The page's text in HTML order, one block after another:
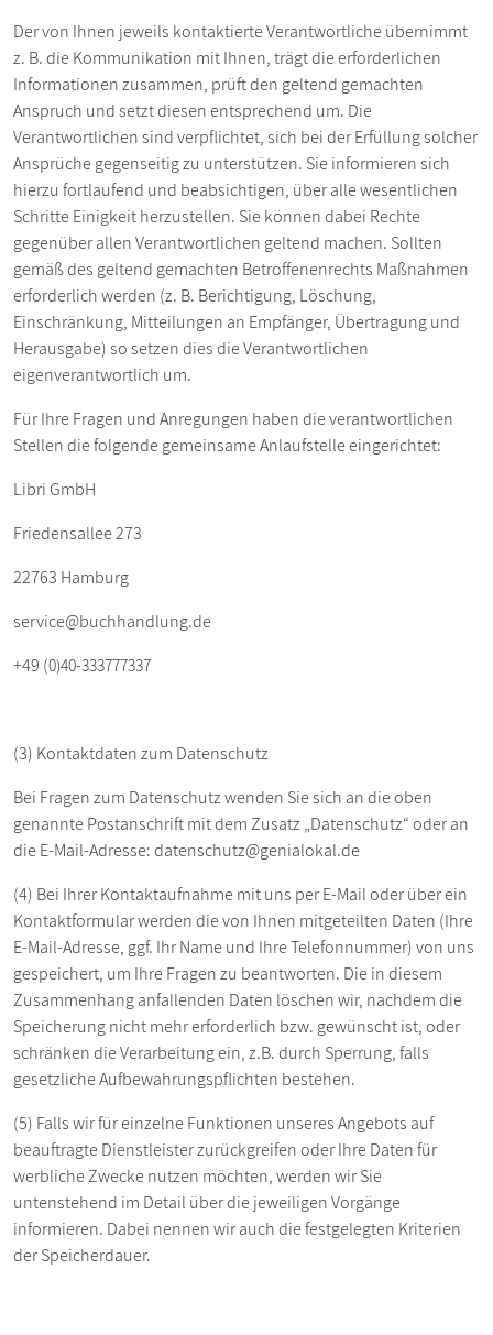
Der von Ihnen jeweils kontaktierte Verantwortliche übernimmt
z. B. die Kommunikation mit Ihnen, trägt die erforderlichen
Informationen zusammen, prüft den geltend gemachten
Anspruch und setzt diesen entsprechend um. Die
Verantwortlichen sind verpflichtet, sich bei der Erfüllung solcher
Ansprüche gegenseitig zu unterstützen. Sie informieren sich
hierzu fortlaufend und beabsichtigen, über alle wesentlichen
Schritte Einigkeit herzustellen. Sie können dabei Rechte
gegenüber allen Verantwortlichen geltend machen. Sollten
gemäß des geltend gemachten Betroffenenrechts Maßnahmen
erforderlich werden (z. B. Berichtigung, Löschung,
Einschränkung, Mitteilungen an Empfänger, Übertragung und
Herausgabe) so setzen dies die Verantwortlichen
eigenverantwortlich um.
Für Ihre Fragen und Anregungen haben die verantwortlichen
Stellen die folgende gemeinsame Anlaufstelle eingerichtet:
Libri GmbH
Friedensallee 273
22763 Hamburg
service@buchhandlung.de
+49 (0)40-333777337
(3) Kontaktdaten zum Datenschutz
Bei Fragen zum Datenschutz wenden Sie sich an die oben
genannte Postanschrift mit dem Zusatz „Datenschutz“ oder an
die E-Mail-Adresse: datenschutz@genialokal.de
(4) Bei Ihrer Kontaktaufnahme mit uns per E-Mail oder über ein
Kontaktformular werden die von Ihnen mitgeteilten Daten (Ihre
E-Mail-Adresse, ggf. Ihr Name und Ihre Telefonnummer) von uns
gespeichert, um Ihre Fragen zu beantworten. Die in diesem
Zusammenhang anfallenden Daten löschen wir, nachdem die
Speicherung nicht mehr erforderlich bzw. gewünscht ist, oder
schränken die Verarbeitung ein, z.B. durch Sperrung, falls
gesetzliche Aufbewahrungspflichten bestehen.
(5) Falls wir für einzelne Funktionen unseres Angebots auf
beauftragte Dienstleister zurückgreifen oder Ihre Daten für
werbliche Zwecke nutzen möchten, werden wir Sie
untenstehend im Detail über die jeweiligen Vorgänge
informieren. Dabei nennen wir auch die festgelegten Kriterien
der Speicherdauer.